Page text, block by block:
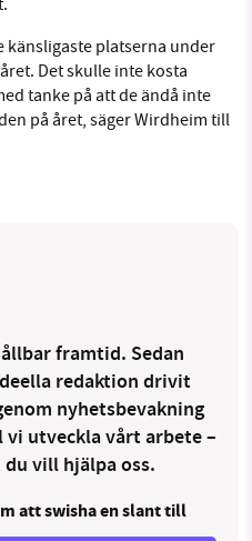
känsligaste platserna under
Det skulle inte kosta
tanke på att de ändå inte
på året, säger Wirdheim till
framtid. Sedan
redaktion drivit
nyhetsbevakning
utveckla vårt arbete –
vill hjälpa oss.
att swisha en slant till